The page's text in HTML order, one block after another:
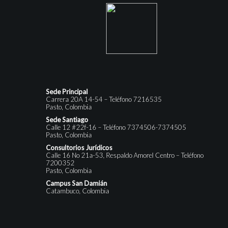
Sede Principal
Carrera 20A 14-54 – Teléfono 7216535
Pasto, Colombia
Sede Santiago
Calle 12 #22f-16 – Teléfono 7374506-7374505
Pasto, Colombia
Consultorios Jurídicos
Calle 16 No 21a-53, Respaldo Amorel Centro – Teléfono
7200352
Pasto, Colombia
Campus San Damián
Catambuco, Colombia